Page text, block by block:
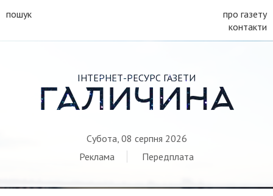
пошук
про газету
контакти
ІНТЕРНЕТ-РЕСУРС ГАЗЕТИ
ГАЛИЧИНА
Субота, 08 серпня 2026
Реклама
Передплата